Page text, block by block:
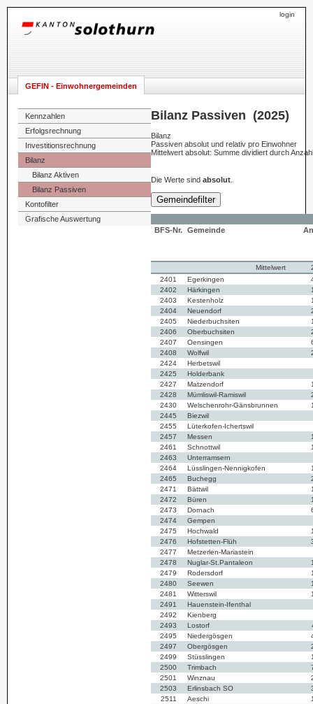
login
GEFIN - Einwohnergemeinden
Kennzahlen
Erfolgsrechnung
Investitionsrechnung
Bilanz
Bilanz Aktiven
Bilanz Passiven
Kontofilter
Grafische Auswertung
Bilanz Passiven (2025)
Bilanz
Passiven absolut und relativ pro Einwohner
Mittelwert absolut: Summe dividiert durch
Die Werte sind absolut
Gemeindefilter
BFS-Nr. Gemeinde
Mittelwert
2401
Egerkingen
2402
Härkingen
2403
Kestenholz
2404
Neuendorf
2405
Niederbuchsiten
2406
Oberbuchsiten
2407
Oensingen
2408
Wolfwil
2424
Herbetswil
2425
Holderbank
2427
Matzendorf
2428
Mümliswil-Ramiswil
2430
Welschenrohr-Gänsbrunnen
2445
Biezwil
2455
Lüterkofen-Ichertswil
2457
Messen
2461
Schnottwil
2463
Unterramsern
2464
Lüsslingen-Nennigkofen
2465
Buchegg
2471
Bättwil
2472
Büren
2473
Dornach
2474
Gempen
2475
Hochwald
2476
Hofstetten-Flüh
2477
Metzerlen-Mariastein
2478
Nuglar-St.Pantaleon
2479
Rodersdorf
2480
Seewen
2481
Witterswil
2491
Hauenstein-Ifenthal
2492
Kienberg
2493
Lostorf
2495
Niedergösgen
2497
Obergösgen
2499
Stüsslingen
2500
Trimbach
2501
Winznau
2503
Erlinsbach SO
2511
Aeschi